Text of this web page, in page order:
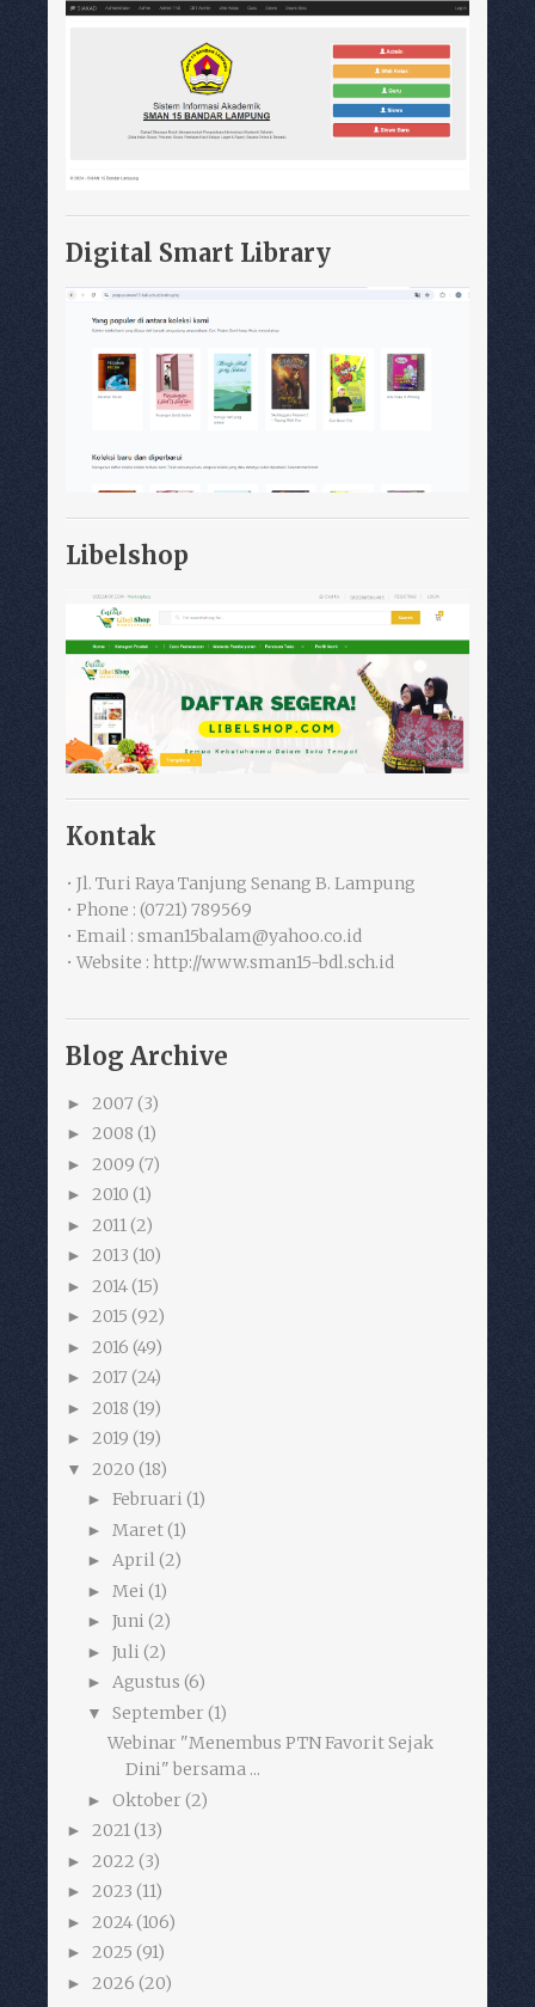
Digital Smart Library
Libelshop
Kontak
• Jl. Turi Raya Tanjung Senang B. Lampung
• Phone : (0721) 789569
• Email : sman15balam@yahoo.co.id
• Website : http://www.sman15-bdl.sch.id
Blog Archive
► 2007 (3)
► 2008 (1)
► 2009 (7)
► 2010 (1)
► 2011 (2)
► 2013 (10)
► 2014(15)
► 2015 (92)
► 2016 (49)
► 2017 (24)
► 2018 (19)
► 2019 (19)
▼ 2020 (18)
► Februari (1)
► Maret(1)
► April(2)
► Mei (1)
► Juni (2)
► Juli (2)
► Agustus (6)
▼ September (1)
Webinar "Menembus PTN Favorit Sejak
Dini" bersama ...
► Oktober (2)
► 2021(13)
► 2022 (3)
► 2023 (11)
► 2024(106)
► 2025 (91)
► 2026 (20)